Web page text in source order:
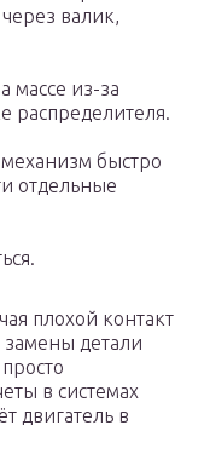
валик,
массе из-за
быстро
отдельные
плохой контакт
детали
в системах
двигатель в